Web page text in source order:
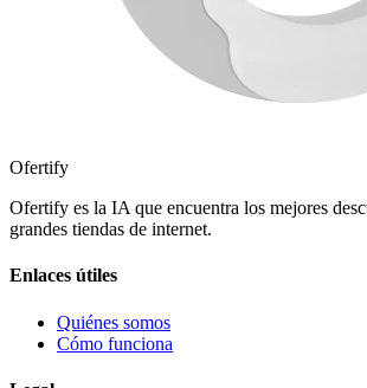
Ofertify
Ofertify es la IA que encuentra los mejores
grandes tiendas de internet.
Enlaces útiles
Quiénes somos
Cómo funciona